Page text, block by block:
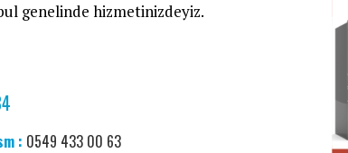
genelinde hizmetinizdeyiz.
: 0549 433 00 63